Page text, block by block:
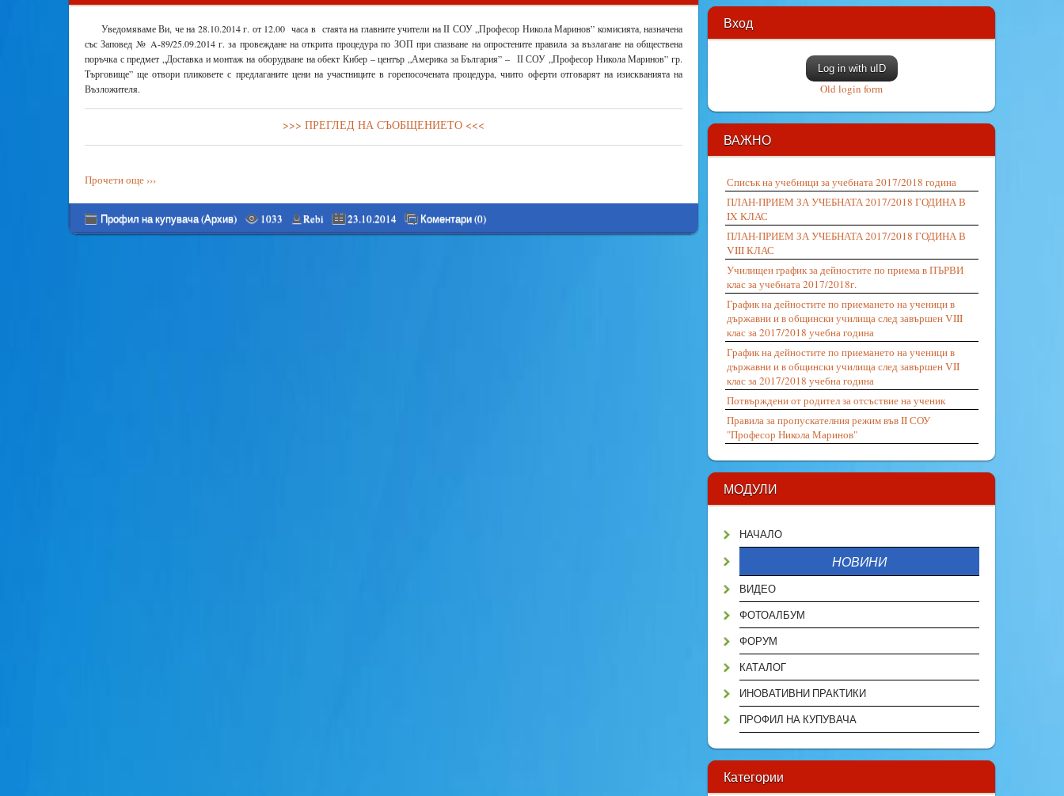
Уведомяваме Ви, че на 28.10.2014 г. от 12.00 часа в стаята на главните учители на ІІ СОУ „Професор Никола Маринов” комисията, назначена
със Заповед № A-89/25.09.2014 г. за провеждане на открита процедура по ЗОП при спазване на опростените правила за възлагане на обществена
поръчка с предмет „Доставка и монтаж на оборудване на обект Кибер – център „Америка за България” – ІІ СОУ „Професор Никола Маринов” гр.
Търговище” ще отвори пликовете с предлаганите цени на участниците в горепосочената процедура, чиито оферти отговарят на изискванията на
Възложителя.
>>> ПРЕГЛЕД НА СЪОБЩЕНИЕТО <<<
Прочети още ›››
Профил на купувача (Архив) 1033 Rebi 23.10.2014 Коментари (0)
Вход
Log in with uID
Old login form
ВАЖНО
Списък на учебници за учебната 2017/2018 година
ПЛАН-ПРИЕМ ЗА УЧЕБНАТА 2017/2018 ГОДИНА В
IX КЛАС
ПЛАН-ПРИЕМ ЗА УЧЕБНАТА 2017/2018 ГОДИНА В
VIII КЛАС
Училищен график за дейностите по приема в ПЪРВИ
клас за учебната 2017/2018г.
График на дейностите по приемането на ученици в
държавни и в общински училища след завършен VIII
клас за 2017/2018 учебна година
График на дейностите по приемането на ученици в
държавни и в общински училища след завършен VII
клас за 2017/2018 учебна година
Потвърждени от родител за отсъствие на ученик
Правила за пропускателния режим във II СОУ
"Професор Никола Маринов"
МОДУЛИ
НАЧАЛО
НОВИНИ
ВИДЕО
ФОТОАЛБУМ
ФОРУМ
КАТАЛОГ
ИНОВАТИВНИ ПРАКТИКИ
ПРОФИЛ НА КУПУВАЧА
Категории